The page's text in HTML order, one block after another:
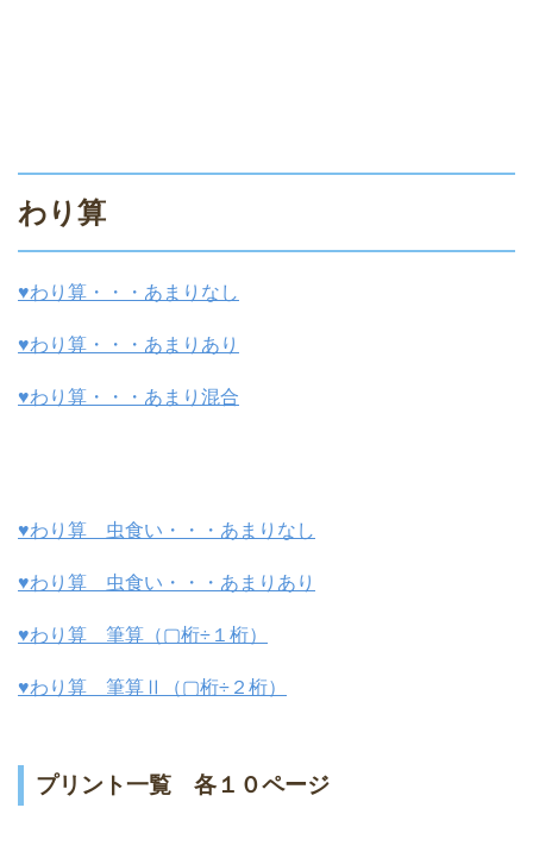
わり算
♥わり算・・・あまりなし
♥わり算・・・あまりあり
♥わり算・・・あまり混合
♥わり算 虫食い・・・あまりなし
♥わり算 虫食い・・・あまりあり
♥わり算 筆算（▢桁÷１桁）
♥わり算 筆算Ⅱ（▢桁÷２桁）
プリント一覧 各１０ページ